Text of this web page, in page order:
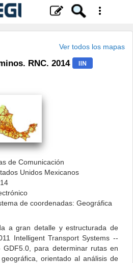
Ver todos los mapas
RNC. 2014
de Comunicación
Unidos Mexicanos
de coordenadas: Geográfica
a gran detalle y estructurada de
Intelligent Transport Systems --
para determinar rutas en
orientado al análisis de